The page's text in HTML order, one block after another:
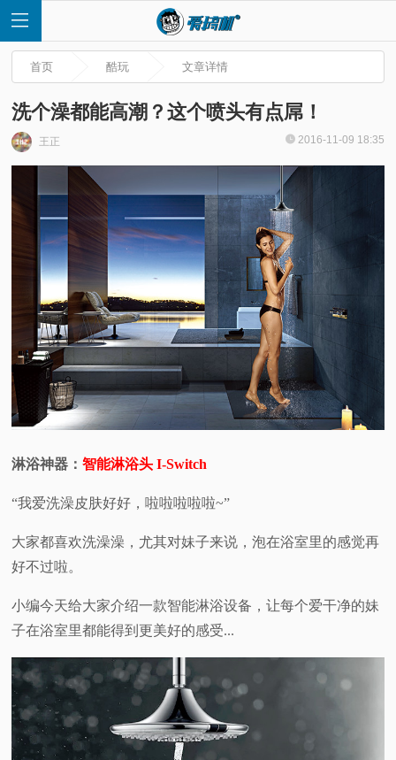
页
测
视
频
科
普
体
专
题
首页 酷玩 文章详情
洗个澡都能高潮？这个喷头有点屌！
王正 2016-11-09 18:35
淋浴神器：智能淋浴头 I-Switch
“我爱洗澡皮肤好好，啦啦啦啦啦~”
大家都喜欢洗澡澡，尤其对妹子来说，泡在浴室里的感觉再
好不过啦。
小编今天给大家介绍一款智能淋浴设备，让每个爱干净的妹
子在浴室里都能得到更美好的感受...